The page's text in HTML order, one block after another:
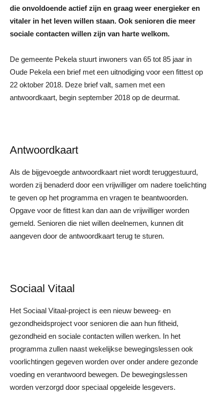
die onvoldoende actief zijn en graag weer energieker en
vitaler in het leven willen staan. Ook senioren die meer
sociale contacten willen zijn van harte welkom.
De gemeente Pekela stuurt inwoners van 65 tot 85 jaar in
Oude Pekela een brief met een uitnodiging voor een fittest op
22 oktober 2018. Deze brief valt, samen met een
antwoordkaart, begin september 2018 op de deurmat.
Antwoordkaart
Als de bijgevoegde antwoordkaart niet wordt teruggestuurd,
worden zij benaderd door een vrijwilliger om nadere toelichting
te geven op het programma en vragen te beantwoorden.
Opgave voor de fittest kan dan aan de vrijwilliger worden
gemeld. Senioren die niet willen deelnemen, kunnen dit
aangeven door de antwoordkaart terug te sturen.
Sociaal Vitaal
Het Sociaal Vitaal-project is een nieuw beweeg- en
gezondheidsproject voor senioren die aan hun fitheid,
gezondheid en sociale contacten willen werken. In het
programma zullen naast wekelijkse bewegingslessen ook
voorlichtingen gegeven worden over onder andere gezonde
voeding en verantwoord bewegen. De bewegingslessen
worden verzorgd door speciaal opgeleide lesgevers.